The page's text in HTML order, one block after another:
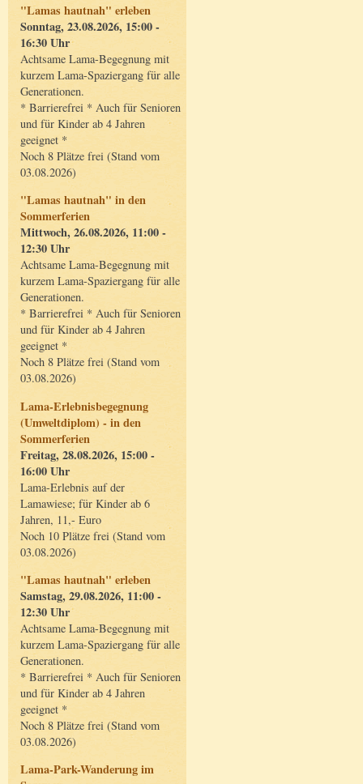
"Lamas hautnah" erleben
Sonntag, 23.08.2026, 15:00 -
16:30 Uhr
Achtsame Lama-Begegnung mit
kurzem Lama-Spaziergang für alle
Generationen.
* Barrierefrei * Auch für Senioren
und für Kinder ab 4 Jahren
geeignet *
Noch 8 Plätze frei (Stand vom
03.08.2026)
"Lamas hautnah" in den
Sommerferien
Mittwoch, 26.08.2026, 11:00 -
12:30 Uhr
Achtsame Lama-Begegnung mit
kurzem Lama-Spaziergang für alle
Generationen.
* Barrierefrei * Auch für Senioren
und für Kinder ab 4 Jahren
geeignet *
Noch 8 Plätze frei (Stand vom
03.08.2026)
Lama-Erlebnisbegegnung
(Umweltdiplom) - in den
Sommerferien
Freitag, 28.08.2026, 15:00 -
16:00 Uhr
Lama-Erlebnis auf der
Lamawiese; für Kinder ab 6
Jahren, 11,- Euro
Noch 10 Plätze frei (Stand vom
03.08.2026)
"Lamas hautnah" erleben
Samstag, 29.08.2026, 11:00 -
12:30 Uhr
Achtsame Lama-Begegnung mit
kurzem Lama-Spaziergang für alle
Generationen.
* Barrierefrei * Auch für Senioren
und für Kinder ab 4 Jahren
geeignet *
Noch 8 Plätze frei (Stand vom
03.08.2026)
Lama-Park-Wanderung im